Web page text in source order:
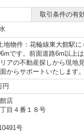
取引条件の有
地物件：花輪線東大館駅
です。前面道路6m以上
アの不動産探しから現地
からサポートいたします
円
店
目４番１８号
号